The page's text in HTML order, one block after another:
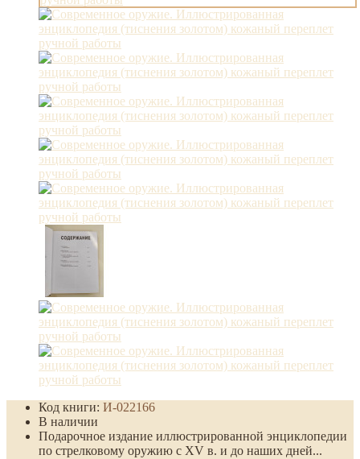
Код книги: И-022166
В наличии
Подарочное издание иллюстрированной энциклопедии
по стрелковому оружию с XV в. и до наших дней...